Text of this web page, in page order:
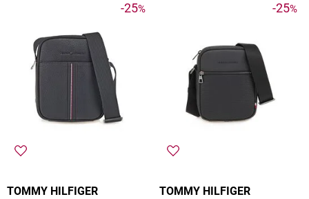
-25%
TOMMY HILFIGER
-25%
TOMMY HILFIGER